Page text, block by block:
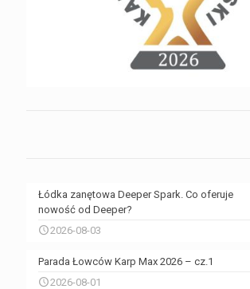
Łódka zanętowa Deeper Spark. Co oferuje
nowość od Deeper?
2026-08-03
Parada Łowców Karp Max 2026 – cz.1
2026-08-01